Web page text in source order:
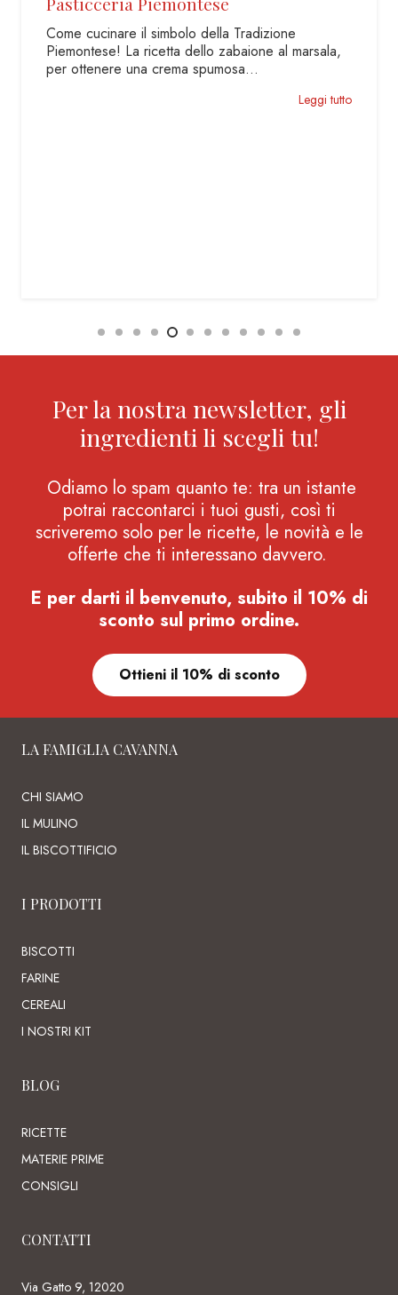
Un dessert semplice come il salame dolce che si
traveste per il Natale. Per questo feste vi
propongo…
Per la nostra newsletter, gli
ingredienti li scegli tu!
Odiamo lo spam quanto te: tra un istante
potrai raccontarci i tuoi gusti, così ti
scriveremo solo per le ricette, le novità e le
offerte che ti interessano davvero.
E per darti il benvenuto, subito il 10% di
sconto sul primo ordine.
Ottieni il 10% di sconto
LA FAMIGLIA CAVANNA
CHI SIAMO
IL MULINO
IL BISCOTTIFICIO
I PRODOTTI
BISCOTTI
FARINE
CEREALI
I NOSTRI KIT
BLOG
RICETTE
MATERIE PRIME
CONSIGLI
CONTATTI
Via Gatto 9, 12020